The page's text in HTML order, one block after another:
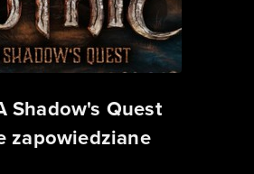
Shadow's Quest
zapowiedziane